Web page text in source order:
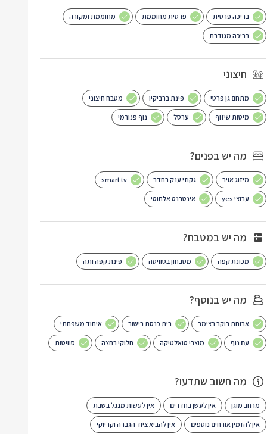
בריכה פרטית פרטית מחוממת מחוממת ומקורה
בריכה מגודרת
חיצוני
מתחם גן פרטי פינת ברביקיו מטבח חיצוני
מיטות שיזוף ערסל נוף פנורמי
מה יש בפנים?
מיזוג אויר גקוזי ענק בחדר smart tv
ערוצי yes אינטרנט אלחוטי
מה יש במטבח?
מכונת קפה מטבחון בסוויטה פינת קפה ותה
מה יש בנוסף?
ארוחת בוקר בצימר בית כנסת בישוב איחוד משפחתי
עם נוף מוצרי טואלטיקה חלוקי רחצה סוויטות
מה חשוב שתדעו?
מרחב מוגן אין לעשן בחדרים אין לעשות מנגל בשבת
אין להזמין אורחים נוספים אין להביא ציוד הגברה וקריוקי